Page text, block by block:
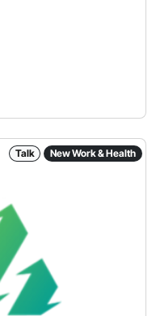
Talk New Work & Health